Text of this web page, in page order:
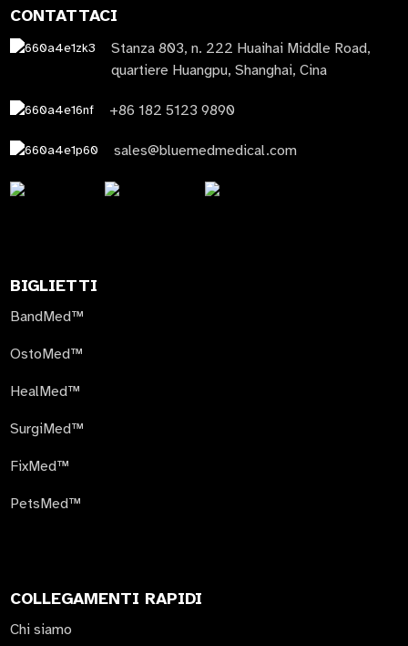
CONTATTACI
Stanza 803, n. 222 Huaihai Middle Road,
quartiere Huangpu, Shanghai, Cina
+86 182 5123 9890
sales@bluemedmedical.com
BIGLIETTI
BandMed™
OstoMed™
HealMed™
SurgiMed™
FixMed™
PetsMed™
COLLEGAMENTI RAPIDI
Chi siamo